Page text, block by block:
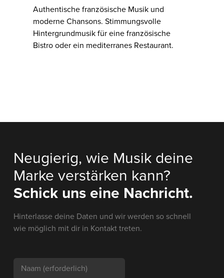
Authentische französische Musik und
moderne Chansons. Stimmungsvolle
Hintergrundmusik für eine französische
Bistro oder ein mediterranes Restaurant.
Neugierig, wie Musik deine
Marke verstärken kann?
Schick uns eine Nachricht.
Hinterlasse deine Daten und wir werden so schnell
wie möglich mit dir in Kontakt treten.
Naam (erforderlich)